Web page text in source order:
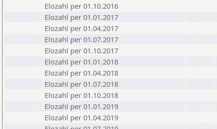
Elozahl per 01.10.2016
Elozahl per 01.01.2017
Elozahl per 01.04.2017
Elozahl per 01.07.2017
Elozahl per 01.10.2017
Elozahl per 01.01.2018
Elozahl per 01.04.2018
Elozahl per 01.07.2018
Elozahl per 01.10.2018
Elozahl per 01.01.2019
Elozahl per 01.04.2019